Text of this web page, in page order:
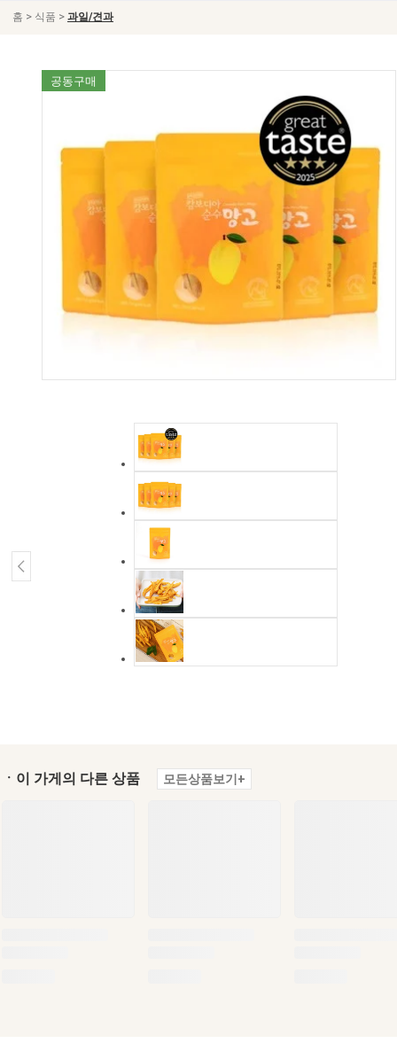
홈 > 식품 > 과일/견과
공동구매
ㆍ이 가게의 다른 상품 모든상품보기+